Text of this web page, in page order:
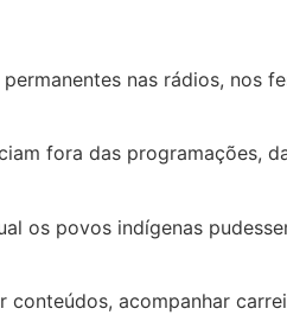
nas rádios, nos
fora das programações,
os povos indígenas
acompanhar